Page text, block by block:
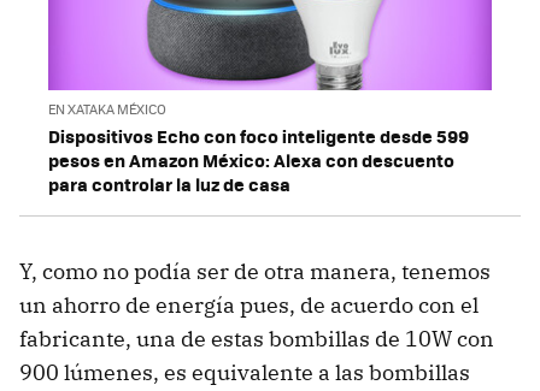
EN XATAKA MÉXICO
Dispositivos Echo con foco inteligente desde 599
pesos en Amazon México: Alexa con descuento
para controlar la luz de casa
Y, como no podía ser de otra manera, tenemos
un ahorro de energía pues, de acuerdo con el
fabricante, una de estas bombillas de 10W con
900 lúmenes, es equivalente a las bombillas